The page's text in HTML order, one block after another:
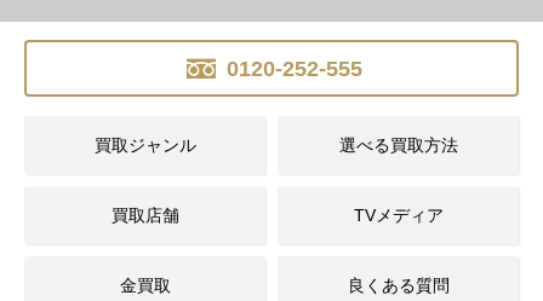
0120-252-555
買取ジャンル 選べる買取方法
買取店舗 TVメディア
金買取 良くある質問